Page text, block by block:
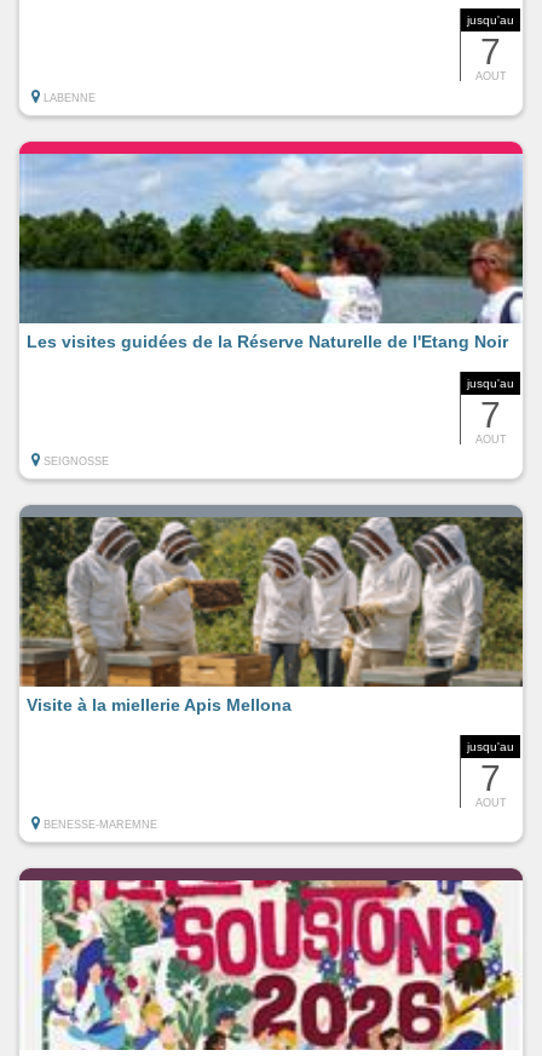
jusqu'au
7
AOUT
LABENNE
jusqu'au
7
AOUT
Les visites guidées de la Réserve Naturelle de l'Etang Noir
SEIGNOSSE
jusqu'au
7
AOUT
Visite à la miellerie Apis Mellona
BENESSE-MAREMNE